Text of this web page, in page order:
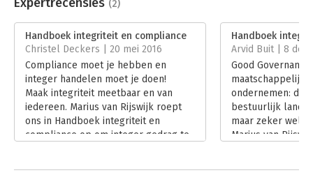
Verschijningsdatum:
20-10-2015
Hoofdrubriek: Algemeen management
(2)
Handboek integriteit en compliance
Christel Deckers | 20 mei 2016
Compliance moet je hebben en
integer handelen moet je doen!
Maak integriteit meetbaar en van
iedereen. Marius van Rijswijk roept
ons in Handboek integriteit en
compliance op om integer gedrag te
Handboek
Arvid Buit | 8
Good
maatschappelijk
ondernemen: die
bestuurlijk
maar zeker wel
Marius van